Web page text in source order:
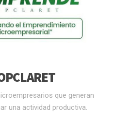
que generan
una actividad productiva.